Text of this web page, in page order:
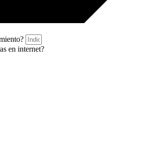
en internet?